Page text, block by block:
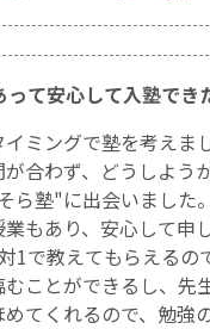
って安心して入塾でき
ミングで塾を考えま
合わず、どうしよう
ら塾"に出会いました
もあり、安心して申
1で教えてもらえるの
ことができるし、先
てくれるので、勉強